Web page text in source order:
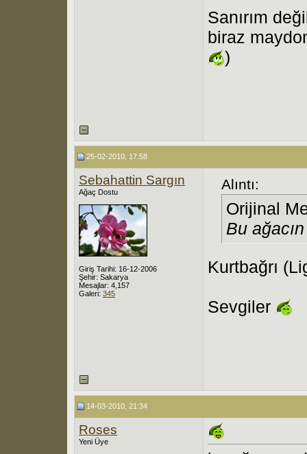
Sanırım
biraz
)
25-02-2010, 17:58
Sebahattin Sargın
Ağaç Dostu
Giriş Tarihi: 16-12-2006
Şehir: Sakarya
Mesajlar: 4,157
Galeri: 345
Alıntı:
Orijinal
Bu
Kurtbağrı
Sevgiler
14-03-2010, 21:34
Roses
Yeni Üye